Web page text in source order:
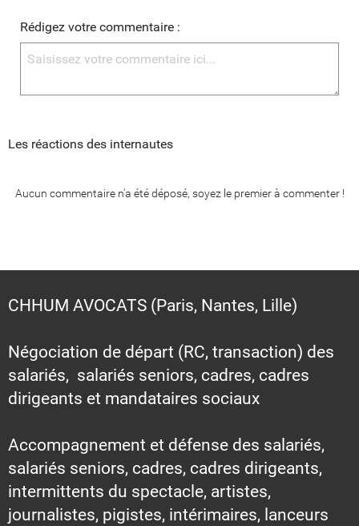
Rédigez votre commentaire :
Les réactions des internautes
Aucun commentaire n'a été déposé, soyez le premier à commenter !
CHHUM AVOCATS (Paris, Nantes, Lille)
Négociation de départ (RC, transaction) des
salariés, salariés seniors, cadres, cadres
dirigeants et mandataires sociaux
Accompagnement et défense des salariés,
salariés seniors, cadres, cadres dirigeants,
intermittents du spectacle, artistes,
journalistes, pigistes, intérimaires, lanceurs